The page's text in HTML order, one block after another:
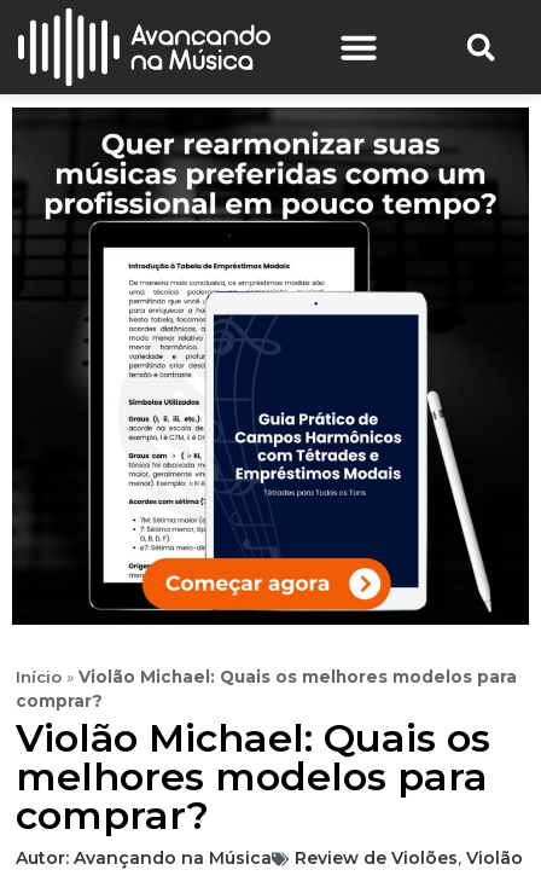
Início »Violão Michael: Quais os melhores modelos para
comprar?
Violão Michael: Quais os
melhores modelos para
comprar?
Autor:Avançando na Música Review de Violões,Violão